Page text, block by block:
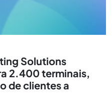
Solutions
2.400 terminais,
de clientes a